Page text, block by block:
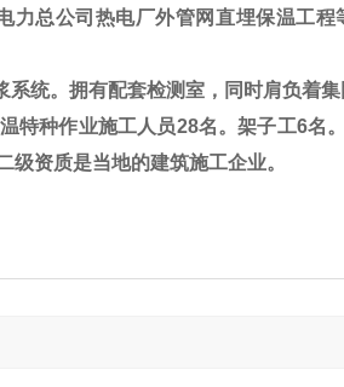
力总公司热电厂外管网直埋保温工程
统。拥有配套检测室，同时肩负着
特种作业施工人员28名。架子工6名
资质是当地的建筑施工企业。